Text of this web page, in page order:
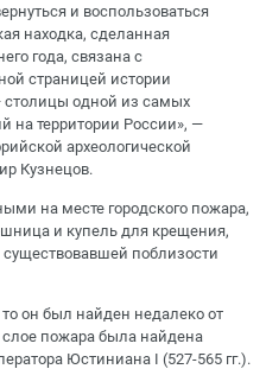
и воспользоваться
находка, сделанная
года, связана с
страницей истории
столицы одной из самых
на территории России», —
археологической
Кузнецов.
на месте городского пожара,
и купель для крещения,
поблизости
он был найден недалеко от
пожара была найдена
Юстиниана I (527-565 гг.).